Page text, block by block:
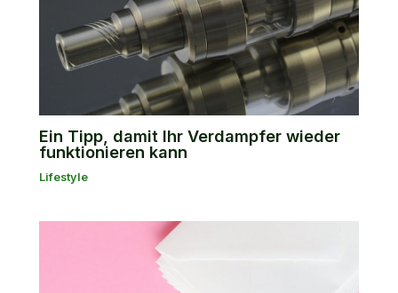
Ein Tipp, damit Ihr Verdampfer wieder
funktionieren kann
Lifestyle